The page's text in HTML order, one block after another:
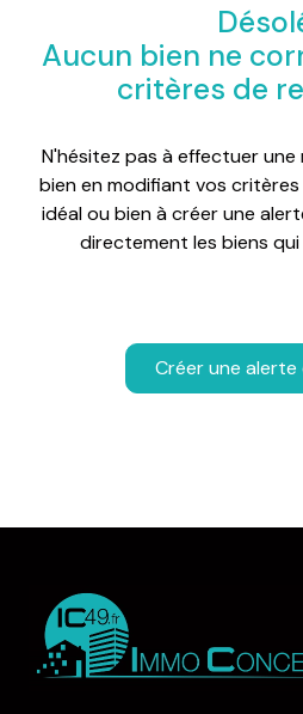
Aucun bien ne
critères de
N'hésitez pas à effectuer
bien en modifiant vos
idéal ou bien à créer une
directement les biens
Créer une alerte